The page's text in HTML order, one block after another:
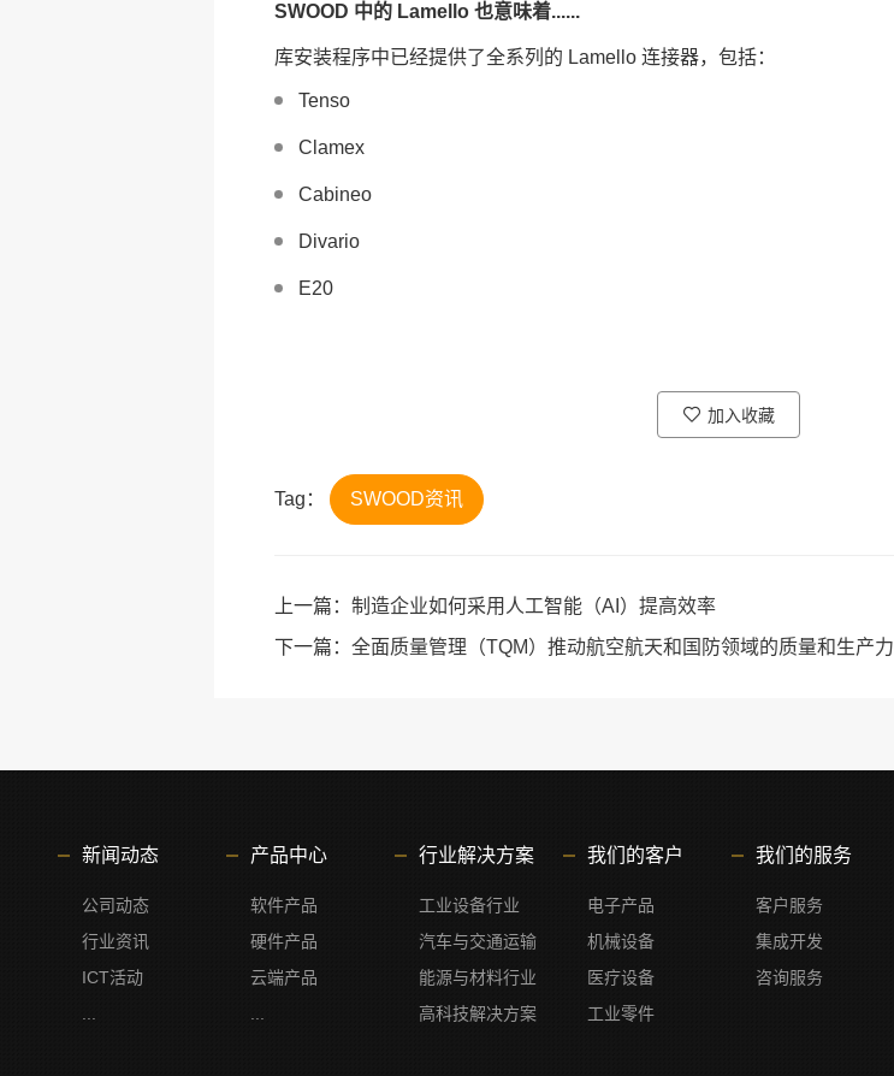
SWOOD 中的 Lamello 也意味着......
库安装程序中已经提供了全系列的 Lamello 连接器，包括：
Tenso
Clamex
Cabineo
Divario
E20
加入收藏
Tag： SWOOD资讯
上一篇： 制造企业如何采用人工智能（AI）提高效率
下一篇： 全面质量管理（TQM）推动航空航天和国防领域的质量和生产力
新闻动态
公司动态
行业资讯
ICT活动
产品中心
软件产品
硬件产品
云端产品
行业解决方案
工业设备行业
汽车与交通运输
能源与材料行业
高科技解决方案
我们的客户
电子产品
机械设备
医疗设备
工业零件
我们的服务
客户服务
集成开发
咨询服务